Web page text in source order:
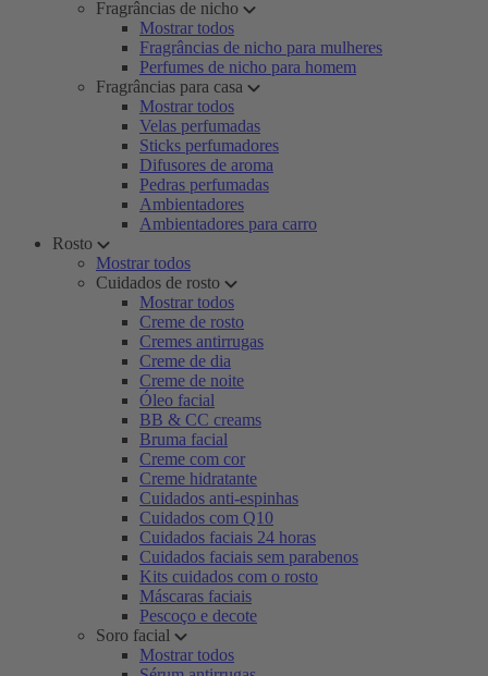
Fragrâncias de nicho
Mostrar todos
Fragrâncias de nicho para mulheres
Perfumes de nicho para homem
Fragrâncias para casa
Mostrar todos
Velas perfumadas
Sticks perfumadores
Difusores de aroma
Pedras perfumadas
Ambientadores
Ambientadores para carro
Rosto
Mostrar todos
Cuidados de rosto
Mostrar todos
Creme de rosto
Cremes antirrugas
Creme de dia
Creme de noite
Óleo facial
BB & CC creams
Bruma facial
Creme com cor
Creme hidratante
Cuidados anti-espinhas
Cuidados com Q10
Cuidados faciais 24 horas
Cuidados faciais sem parabenos
Kits cuidados com o rosto
Máscaras faciais
Pescoço e decote
Soro facial
Mostrar todos